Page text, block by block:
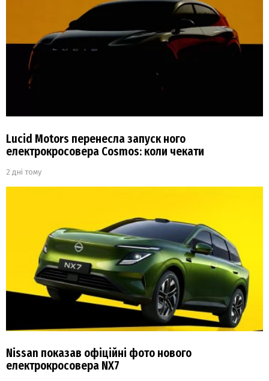
Lucid Motors перенесла запуск ного
електрокросовера Cosmos: коли чекати
2 дні тому
Nissan показав офіційні фото нового
електрокросовера NX7